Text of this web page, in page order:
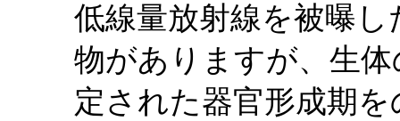
低線量放射線を被曝
物がありますが、生
定された器官形成期